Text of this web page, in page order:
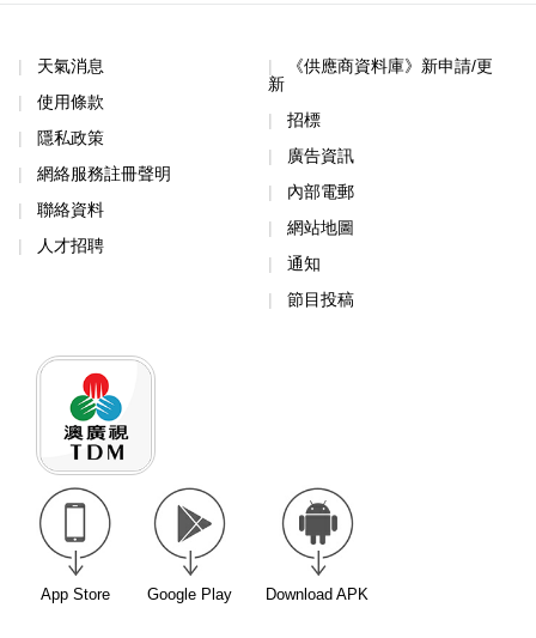
天氣消息
使用條款
隱私政策
網絡服務註冊聲明
聯絡資料
人才招聘
《供應商資料庫》新申請/更
新
招標
廣告資訊
內部電郵
網站地圖
通知
節目投稿
App Store Google Play Download APK